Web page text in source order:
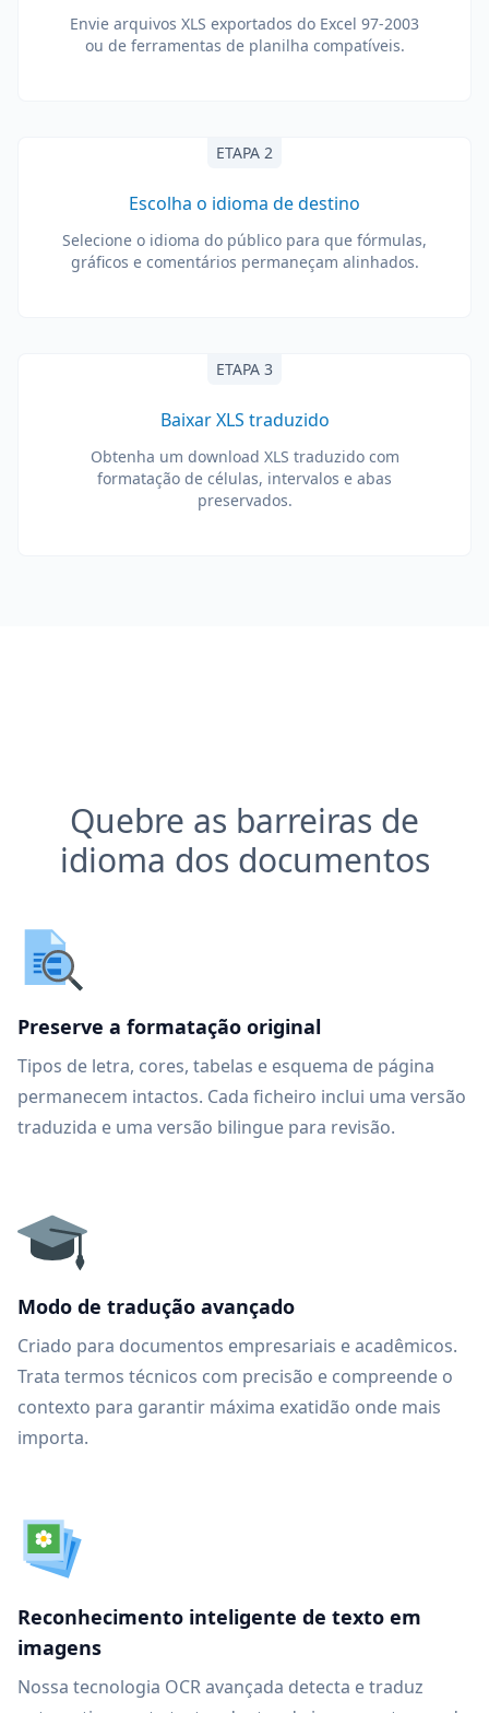
Envie arquivos XLS exportados do Excel 97-2003
ou de ferramentas de planilha compatíveis.
ETAPA 2
Escolha o idioma de destino
Selecione o idioma do público para que fórmulas,
gráficos e comentários permaneçam alinhados.
ETAPA 3
Baixar XLS traduzido
Obtenha um download XLS traduzido com
formatação de células, intervalos e abas
preservados.
Quebre as barreiras de
idioma dos documentos
Preserve a formatação original
Tipos de letra, cores, tabelas e esquema de página
permanecem intactos. Cada ficheiro inclui uma versão
traduzida e uma versão bilingue para revisão.
Modo de tradução avançado
Criado para documentos empresariais e acadêmicos.
Trata termos técnicos com precisão e compreende o
contexto para garantir máxima exatidão onde mais
importa.
Reconhecimento inteligente de texto em
imagens
Nossa tecnologia OCR avançada detecta e traduz